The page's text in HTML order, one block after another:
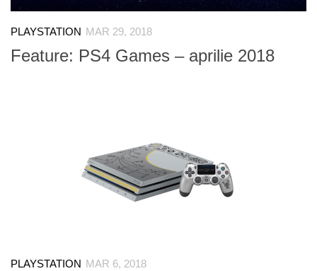
PLAYSTATION MAR 29, 2018
Feature: PS4 Games – aprilie 2018
PLAYSTATION MAR 6, 2018